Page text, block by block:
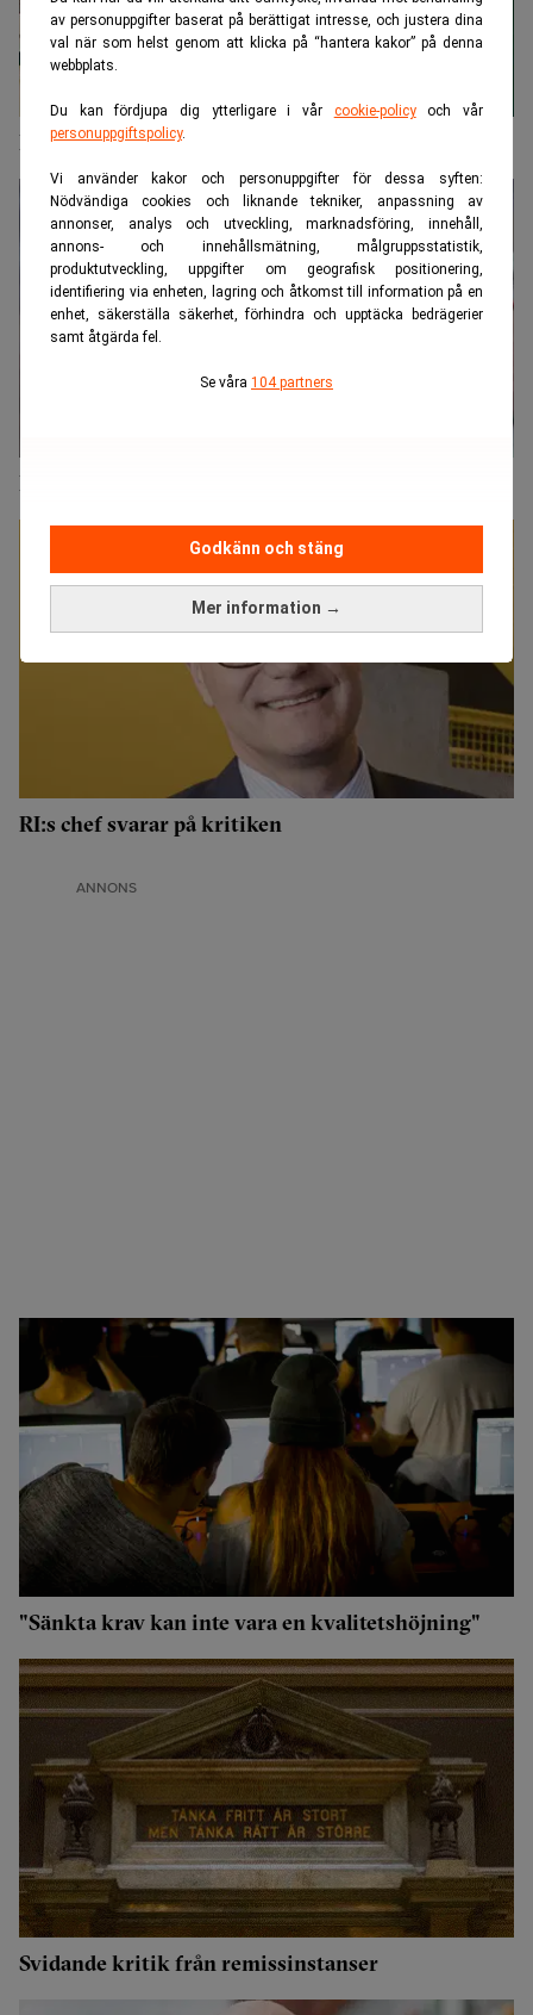
av personuppgifter baserat på berättigat intresse, och justera dina
val när som helst genom att klicka på “hantera kakor” på denna
webbplats.
Du kan fördjupa dig ytterligare i vår cookie-policyoch vår
personuppgiftspolicy.
Vi använder kakor och personuppgifter för dessa syften:
Nödvändiga cookies och liknande tekniker, anpassning av
annonser, analys och utveckling, marknadsföring, innehåll,
annons- och innehållsmätning, målgruppsstatistik,
produktutveckling, uppgifter om geografisk positionering,
identifiering via enheten, lagring och åtkomst till information på en
enhet, säkerställa säkerhet, förhindra och upptäcka bedrägerier
samt åtgärda fel.
Se våra 104 partners
Mer information →
Godkänn och stäng
Hallå där Per Johansson…
Revisorsinspektionen vill lätta på timkravet
RI:s chef svarar på kritiken
ANNONS
"Sänkta krav kan inte vara en kvalitetshöjning"
Svidande kritik från remissinstanser